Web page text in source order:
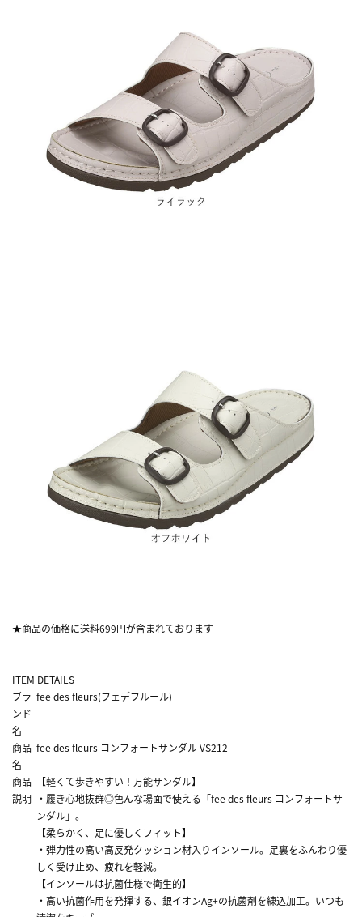
★商品の価格に送料699円が含まれております
ITEM DETAILS
ブラ
ンド
名
fee des fleurs(フェデフルール)
商品
名
fee des fleurs コンフォートサンダル VS212
商品
説明
【軽くて歩きやすい！万能サンダル】
・履き心地抜群◎色んな場面で使える「fee des fleurs コンフォートサ
ンダル」。
【柔らかく、足に優しくフィット】
・弾力性の高い高反発クッション材入りインソール。足裏をふんわり優
しく受け止め、疲れを軽減。
【インソールは抗菌仕様で衛生的】
・高い抗菌作用を発揮する、銀イオンAg+の抗菌剤を練込加工。いつも